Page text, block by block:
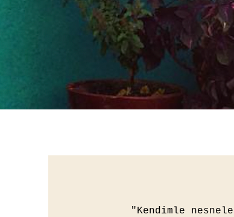
"Kendimle